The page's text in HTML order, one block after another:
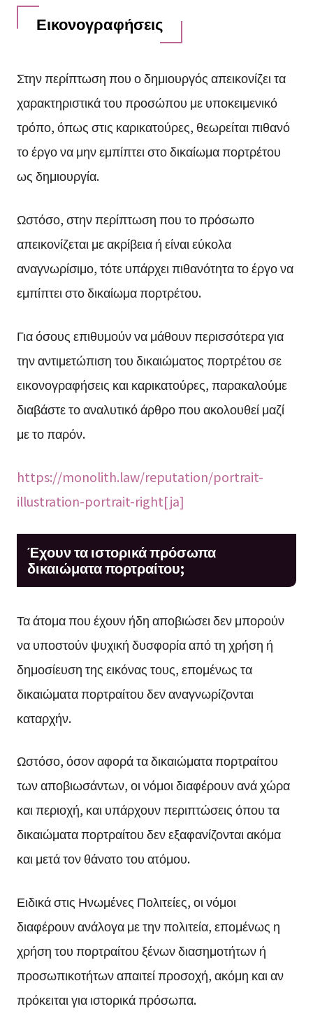
Εικονογραφήσεις
Στην περίπτωση που ο δημιουργός απεικονίζει τα
χαρακτηριστικά του προσώπου με υποκειμενικό
τρόπο, όπως στις καρικατούρες, θεωρείται πιθανό
το έργο να μην εμπίπτει στο δικαίωμα πορτρέτου
ως δημιουργία.
Ωστόσο, στην περίπτωση που το πρόσωπο
απεικονίζεται με ακρίβεια ή είναι εύκολα
αναγνωρίσιμο, τότε υπάρχει πιθανότητα το έργο να
εμπίπτει στο δικαίωμα πορτρέτου.
Για όσους επιθυμούν να μάθουν περισσότερα για
την αντιμετώπιση του δικαιώματος πορτρέτου σε
εικονογραφήσεις και καρικατούρες, παρακαλούμε
διαβάστε το αναλυτικό άρθρο που ακολουθεί μαζί
με το παρόν.
https://monolith.law/reputation/portrait-
illustration-portrait-right[ja]
Έχουν τα ιστορικά πρόσωπα
δικαιώματα πορτραίτου;
Τα άτομα που έχουν ήδη αποβιώσει δεν μπορούν
να υποστούν ψυχική δυσφορία από τη χρήση ή
δημοσίευση της εικόνας τους, επομένως τα
δικαιώματα πορτραίτου δεν αναγνωρίζονται
καταρχήν.
Ωστόσο, όσον αφορά τα δικαιώματα πορτραίτου
των αποβιωσάντων, οι νόμοι διαφέρουν ανά χώρα
και περιοχή, και υπάρχουν περιπτώσεις όπου τα
δικαιώματα πορτραίτου δεν εξαφανίζονται ακόμα
και μετά τον θάνατο του ατόμου.
Ειδικά στις Ηνωμένες Πολιτείες, οι νόμοι
διαφέρουν ανάλογα με την πολιτεία, επομένως η
χρήση του πορτραίτου ξένων διασημοτήτων ή
προσωπικοτήτων απαιτεί προσοχή, ακόμη και αν
πρόκειται για ιστορικά πρόσωπα.